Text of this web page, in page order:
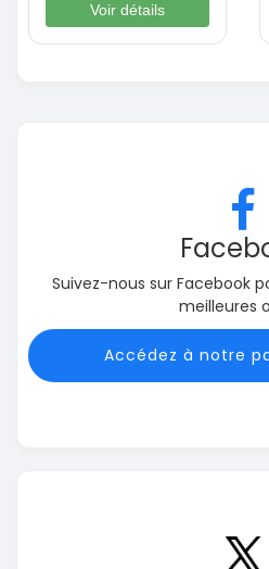
Voir détails
Suivez-nous sur Facebook
meilleures
Accédez à notre